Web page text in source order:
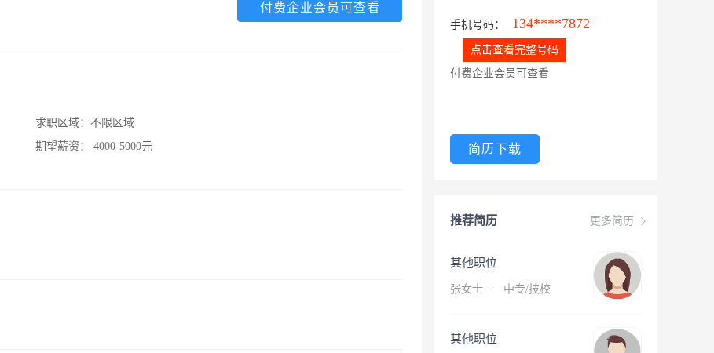
付费企业会员可查看
求职区域： 不限区域
期望薪资：
4000-5000元
手机号码： 134****7872
点击查看完整号码
付费企业会员可查看
简历下载
更多简历
推荐简历
其他职位
张女士 · 中专/技校
其他职位